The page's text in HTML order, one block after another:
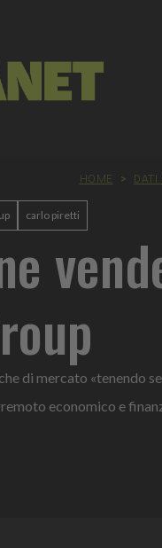
HOME > DATI
carlo piretti
di mercato «tenendo
economico e